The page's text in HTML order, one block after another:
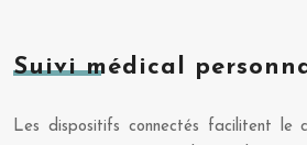
Suivi médical
Les dispositifs connectés facilitent le